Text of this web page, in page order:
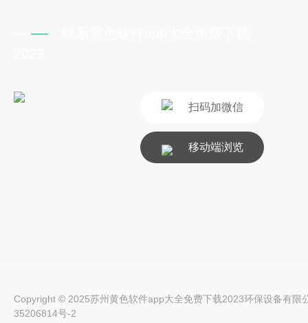
扫码加微信
移动端浏览
Copyright © 2025苏州黄色软件app大全免费下载2023环保设备有限
35206814号-2